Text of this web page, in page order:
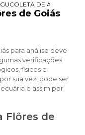
DA CHUVA
COLETA DE AGUA DA
de Goiás
para análise deve
verificações.
físicos e
sua vez, pode ser
e assim por
Flôres de